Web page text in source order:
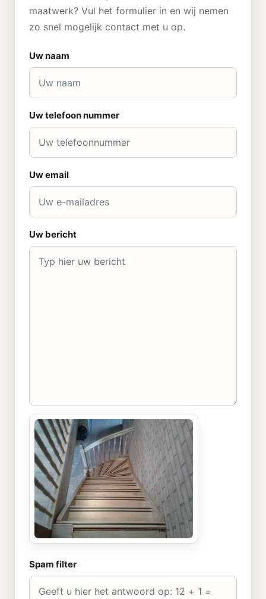
maatwerk? Vul het formulier in en wij nemen
zo snel mogelijk contact met u op.
Uw naam
Uw telefoon nummer
Uw email
Uw bericht
Spam filter